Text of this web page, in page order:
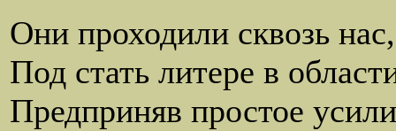
Они проходили сквозь
Под стать литере в
Предприняв простое